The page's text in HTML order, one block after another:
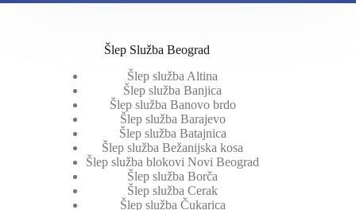
na
Šlep Služba Beograd
Šlep služba Altina
Šlep služba Banjica
Šlep služba Banovo brdo
Šlep služba Barajevo
Šlep služba Batajnica
Šlep služba Bežanijska kosa
Šlep služba blokovi Novi Beograd
Šlep služba Borča
Šlep služba Cerak
Šlep služba Čukarica